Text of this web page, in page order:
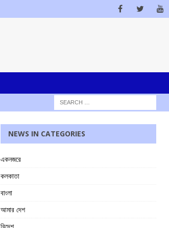
NEWS IN CATEGORIES
একনজরে
কলকাতা
বাংলা
আমার দেশ